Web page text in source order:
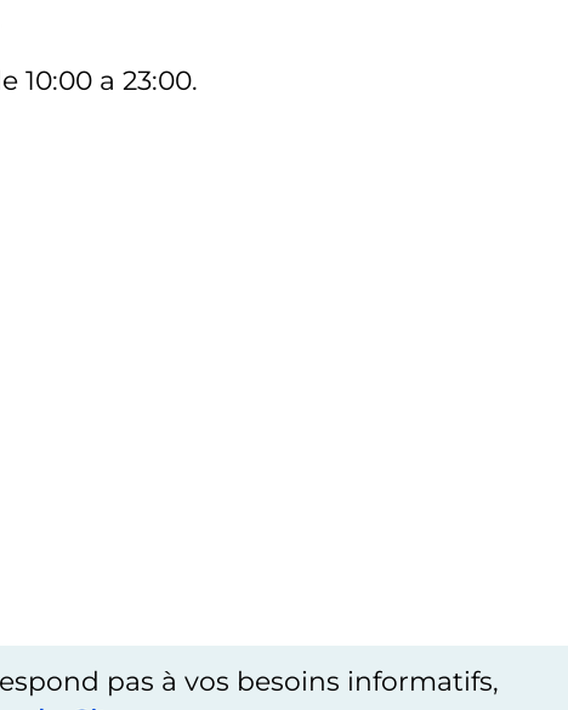
10:00 a 23:00.
pas à vos besoins informatifs,